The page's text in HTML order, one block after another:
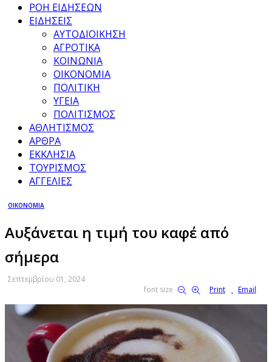
ΡΟΗ ΕΙΔΗΣΕΩΝ
ΕΙΔΗΣΕΙΣ
ΑΥΤΟΔΙΟΙΚΗΣΗ
ΑΓΡΟΤΙΚΑ
ΚΟΙΝΩΝΙΑ
ΟΙΚΟΝΟΜΙΑ
ΠΟΛΙΤΙΚΗ
ΥΓΕΙΑ
ΠΟΛΙΤΙΣΜΟΣ
ΑΘΛΗΤΙΣΜΟΣ
ΑΡΘΡΑ
ΕΚΚΛΗΣΙΑ
ΤΟΥΡΙΣΜΟΣ
ΑΓΓΕΛΙΕΣ
ΟΙΚΟΝΟΜΙΑ
Αυξάνεται η τιμή του καφέ από
σήμερα
Σεπτεμβρίου 01, 2024
font size
Print Email